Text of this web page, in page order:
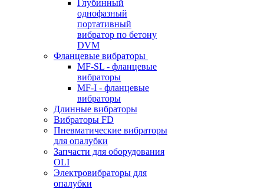
Глубинный
однофазный
портативный
вибратор по бетону
DVM
Фланцевые вибраторы
MF-SL - фланцевые
вибраторы
MF-I - фланцевые
вибраторы
Длинные вибраторы
Вибраторы FD
Пневматические вибраторы
для опалубки
Запчасти для оборудования
OLI
Электровибраторы для
опалубки